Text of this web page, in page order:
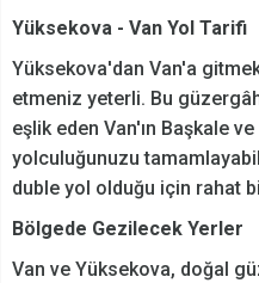
Yüksekova - Van Yol Tarifi
Yüksekova'dan Van'a
etmeniz yeterli. Bu
eşlik eden Van'ın Başkale
yolculuğunuzu
duble yol olduğu için rahat
Bölgede Gezilecek Yerler
Van ve Yüksekova, doğal